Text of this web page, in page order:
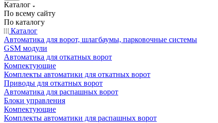
Каталог
По всему сайту
По каталогу
Каталог
Автоматика для ворот, шлагбаумы, парковочные системы
GSM модули
Автоматика для откатных ворот
Компектующие
Комплекты автоматики для откатных ворот
Приводы для откатных ворот
Автоматика для распашных ворот
Блоки управления
Компектующие
Комплекты автоматики для распашных ворот